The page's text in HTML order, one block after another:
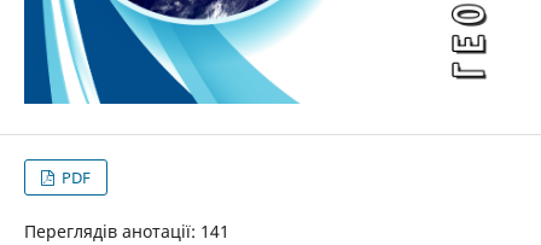
PDF
Переглядів анотації: 141